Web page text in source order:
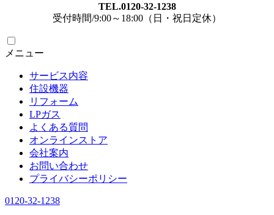
TEL.0120-32-1238
受付時間/9:00～18:00（日・祝日定休）
メニュー
サービス内容
住設機器
リフォーム
LPガス
よくある質問
オンラインストア
会社案内
お問い合わせ
プライバシーポリシー
0120-32-1238